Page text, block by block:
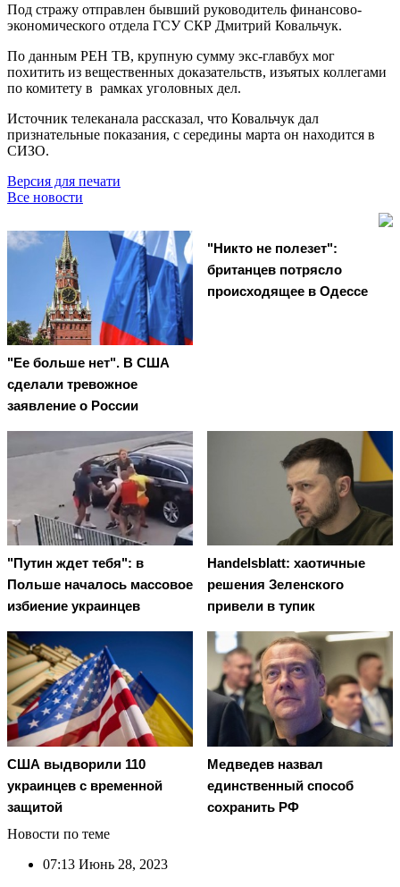
Под стражу отправлен бывший руководитель финансово-
экономического отдела ГСУ СКР Дмитрий Ковальчук.
По данным РЕН ТВ, крупную сумму экс-главбух мог
похитить из вещественных доказательств, изъятых коллегами
по комитету в рамках уголовных дел.
Источник телеканала рассказал, что Ковальчук дал
признательные показания, с середины марта он находится в
СИЗО.
Версия для печати
Все новости
"Ее больше нет". В США
сделали тревожное
заявление о России
"Никто не полезет":
британцев потрясло
происходящее в Одессе
"Путин ждет тебя": в
Польше началось массовое
избиение украинцев
Handelsblatt: хаотичные
решения Зеленского
привели в тупик
США выдворили 110
украинцев с временной
защитой
Медведев назвал
единственный способ
сохранить РФ
Новости по теме
07:13 Июнь 28, 2023